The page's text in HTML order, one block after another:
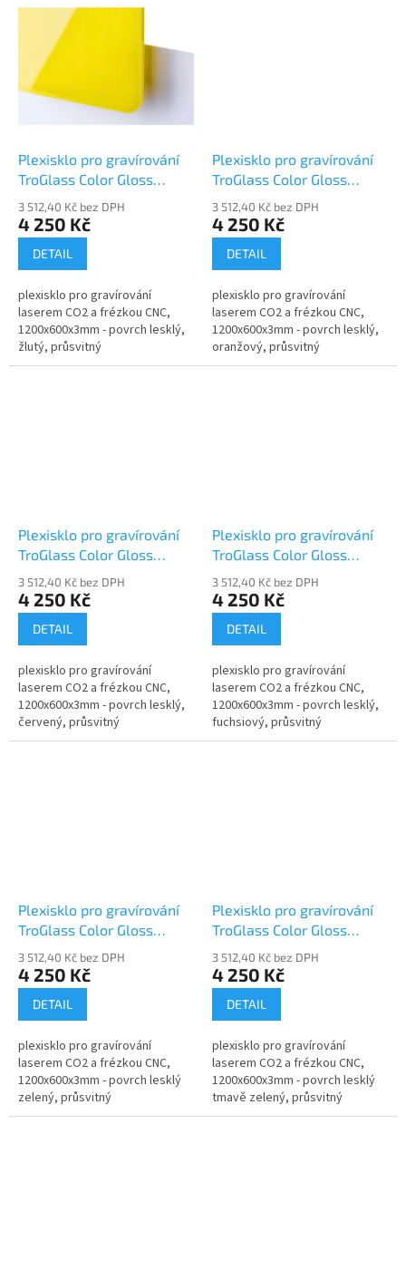
Plexisklo pro gravírování
TroGlass Color Gloss
117071-P
3 512,40 Kč bez DPH
4 250 Kč
DETAIL
plexisklo pro gravírování
laserem CO2 a frézkou CNC,
1200x600x3mm - povrch lesklý,
žlutý, průsvitný
Plexisklo pro gravírování
TroGlass Color Gloss
117103-P
3 512,40 Kč bez DPH
4 250 Kč
DETAIL
plexisklo pro gravírování
laserem CO2 a frézkou CNC,
1200x600x3mm - povrch lesklý,
oranžový, průsvitný
Plexisklo pro gravírování
TroGlass Color Gloss
3 512,40 Kč bez DPH
4 250 Kč
DETAIL
plexisklo pro gravírování
laserem CO2 a frézkou CNC,
1200x600x3mm - povrch lesklý,
červený, průsvitný
Plexisklo pro gravírování
TroGlass Color Gloss
3 512,40 Kč bez DPH
4 250 Kč
DETAIL
plexisklo pro gravírování
laserem CO2 a frézkou CNC,
1200x600x3mm - povrch lesklý,
fuchsiový, průsvitný
Plexisklo pro gravírování
TroGlass Color Gloss
3 512,40 Kč bez DPH
4 250 Kč
DETAIL
plexisklo pro gravírování
laserem CO2 a frézkou CNC,
1200x600x3mm - povrch lesklý
zelený, průsvitný
Plexisklo pro gravírování
TroGlass Color Gloss
3 512,40 Kč bez DPH
4 250 Kč
DETAIL
plexisklo pro gravírování
laserem CO2 a frézkou CNC,
1200x600x3mm - povrch lesklý
tmavě zelený, průsvitný